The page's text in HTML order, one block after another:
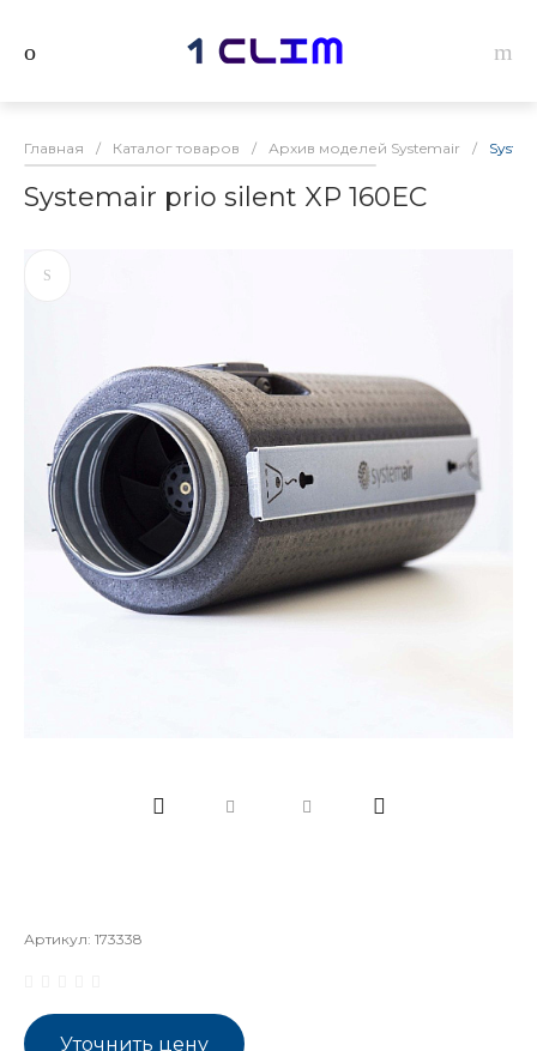
Главная / Каталог товаров / Архив моделей Systemair /
Systemair prio silent XP 160EC
Артикул: 173338
Уточнить цену